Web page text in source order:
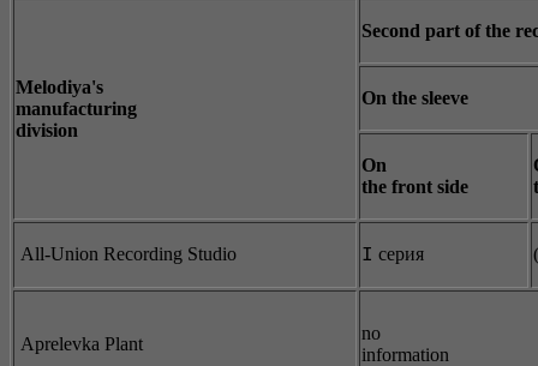
Melodiya's
manufacturing
division
Second part of the
On the sleeve
On
the front side
All-Union Recording Studio I серия
Aprelevka Plant
no
information